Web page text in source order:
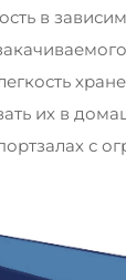
в
их в
с